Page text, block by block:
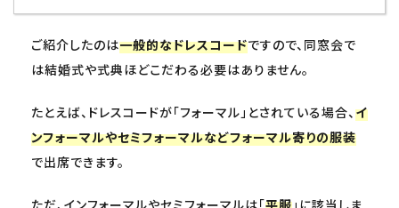
ご紹介したのは一般的なドレスコードですので、同窓会で
は結婚式や式典ほどこだわる必要はありません。
たとえば、ドレスコードが「フォーマル」とされている場合、イ
ンフォーマルやセミフォーマルなどフォーマル寄りの服装
で出席できます。